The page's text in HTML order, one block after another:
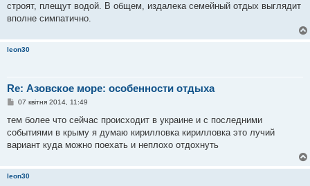
строят, плещут водой. В общем, издалека семейный отдых выглядит
вполне симпатично.
leon30
Re: Азовское море: особенности отдыха
П
в
д
о
м
е
н
07 квітня 2014, 11:49
тем более что сейчас происходит в украине и с последними
событиями в крыму я думаю кирилловка кирилловка это лучий
вариант куда можно поехать и неплохо отдохнуть
leon30